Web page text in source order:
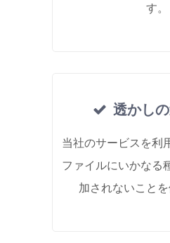
す。
透かし
当社のサービスを利
ファイルにいかなる
加されないことを